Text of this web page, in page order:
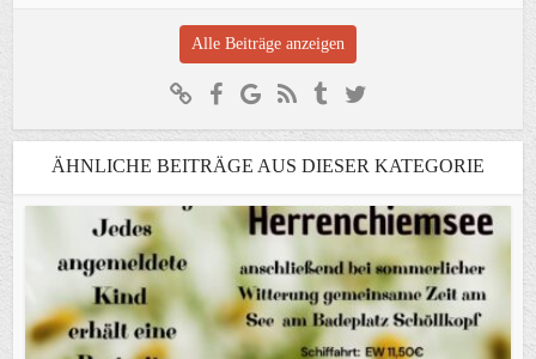
Alle Beiträge anzeigen
ÄHNLICHE BEITRÄGE AUS DIESER KATEGORIE